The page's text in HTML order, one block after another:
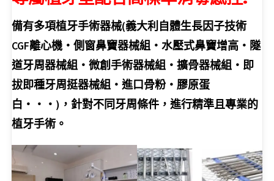
備有多項植牙手術器械(義大利自體生長因子技術
CGF離心機‧側窗鼻竇器械組‧水壓式鼻竇增高‧隧
道牙周器械組‧微創手術器械組‧擴骨器械組‧即
拔即種牙周挺器械組‧進口骨粉‧膠原蛋
白‧‧‧)，針對不同牙周條件，進行精準且專業的
植牙手術。